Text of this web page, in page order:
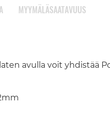
avulla voit yhdistää
MYYMÄLÄSAATAVUUS